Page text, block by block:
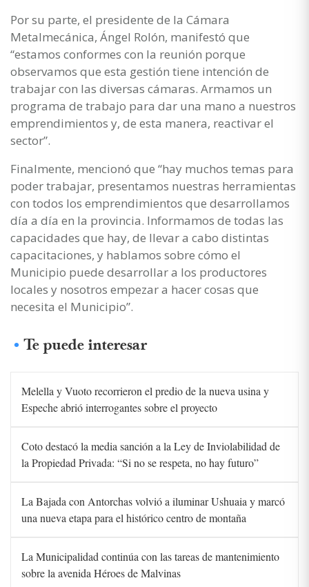
Por su parte, el presidente de la Cámara
Metalmecánica, Ángel Rolón, manifestó que
“estamos conformes con la reunión porque
observamos que esta gestión tiene intención de
trabajar con las diversas cámaras. Armamos un
programa de trabajo para dar una mano a nuestros
emprendimientos y, de esta manera, reactivar el
sector”.
Finalmente, mencionó que “hay muchos temas para
poder trabajar, presentamos nuestras herramientas
con todos los emprendimientos que desarrollamos
día a día en la provincia. Informamos de todas las
capacidades que hay, de llevar a cabo distintas
capacitaciones, y hablamos sobre cómo el
Municipio puede desarrollar a los productores
locales y nosotros empezar a hacer cosas que
necesita el Municipio”.
Te puede interesar
Melella y Vuoto recorrieron el predio de la nueva usina y
Espeche abrió interrogantes sobre el proyecto
Coto destacó la media sanción a la Ley de Inviolabilidad de
la Propiedad Privada: “Si no se respeta, no hay futuro”
La Bajada con Antorchas volvió a iluminar Ushuaia y marcó
una nueva etapa para el histórico centro de montaña
La Municipalidad continúa con las tareas de mantenimiento
sobre la avenida Héroes de Malvinas